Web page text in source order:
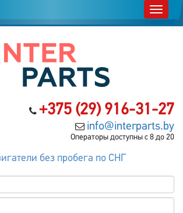
+375 (29) 916-31-27
info@interparts.by
Операторы доступны с 8 до 20
без пробега по СНГ